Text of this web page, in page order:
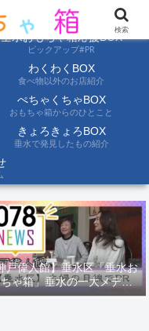
たちの目でみて聞いて伝えます
垂水おもちゃ箱応援BOX
ピックアップ#PR
わくわくBOX
食べ物以外のお店紹介
ぺちゃくちゃBOX
おもちゃ箱からのひとこと
きょろきょろBOX
垂水で発見したもの紹介
戸偉人館】垂水区「垂水お
ゃ箱」垂水の一大メディ
？｜神戸の魅力を凸インタ
検索